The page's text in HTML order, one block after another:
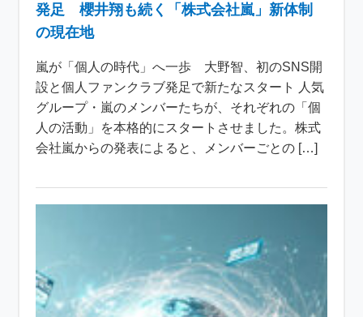
発足 櫻井翔も続く「株式会社嵐」新体制
の現在地
嵐が「個人の時代」へ一歩 大野智、初のSNS開
設と個人ファンクラブ発足で新たなスタート 人気
グループ・嵐のメンバーたちが、それぞれの「個
人の活動」を本格的にスタートさせました。株式
会社嵐からの発表によると、メンバーごとの […]